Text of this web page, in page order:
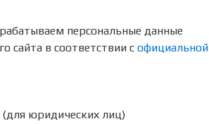
персональные данные
сайта в соответствии с официальной